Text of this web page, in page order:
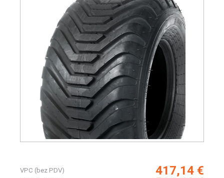
VPC (bez PDV) 417,14 €